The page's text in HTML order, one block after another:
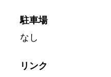
駐車場
なし
リンク